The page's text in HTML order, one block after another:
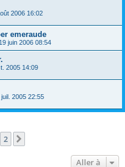
2006 16:02
emeraude
19 juin 2006 08:54
2005 14:09
juil. 2005 22:55
2
Aller à